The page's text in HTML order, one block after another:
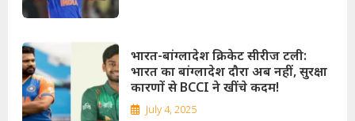
भारत-बांग्लादेश क्रिकेट सीरीज टली:
भारत का बांग्लादेश दौरा अब नहीं, सुरक्षा
कारणों से BCCI ने खींचे कदम!
July 4, 2025